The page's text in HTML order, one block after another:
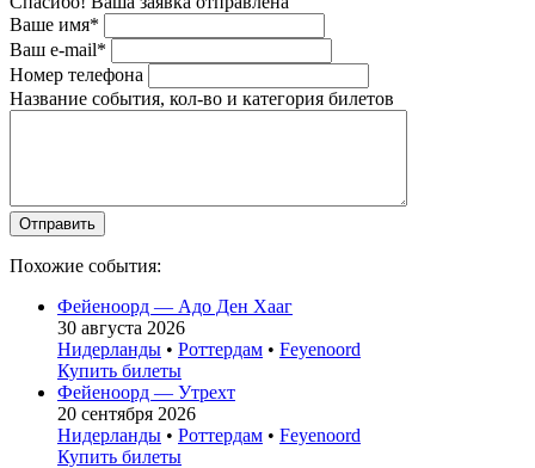
Ваше имя*
Ваш e-mail*
Номер телефона
Название события, кол-во и категория билетов
Похожие события:
Фейеноорд — Адо Ден Хааг
30 августа 2026
Нидерланды • Роттердам • Feyenoord
Купить билеты
Фейеноорд — Утрехт
20 сентября 2026
Нидерланды • Роттердам • Feyenoord
Купить билеты